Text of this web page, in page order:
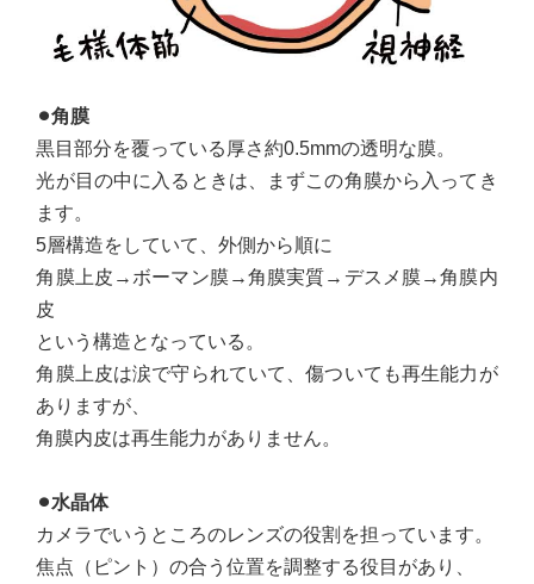
⚫︎角膜
黒目部分を覆っている厚さ約0.5mmの透明な膜。
光が目の中に入るときは、まずこの角膜から入ってき
ます。
5層構造をしていて、外側から順に
角膜上皮→ボーマン膜→角膜実質→デスメ膜→角膜内
皮
という構造となっている。
角膜上皮は涙で守られていて、傷ついても再生能力が
ありますが、
角膜内皮は再生能力がありません。
⚫︎水晶体
カメラでいうところのレンズの役割を担っています。
焦点（ピント）の合う位置を調整する役目があり、